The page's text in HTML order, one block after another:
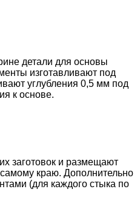
детали для основы
изготавливают под
углубления 0,5 мм под
к основе.
заготовок и размещают
краю. Дополнительно
(для каждого стыка по